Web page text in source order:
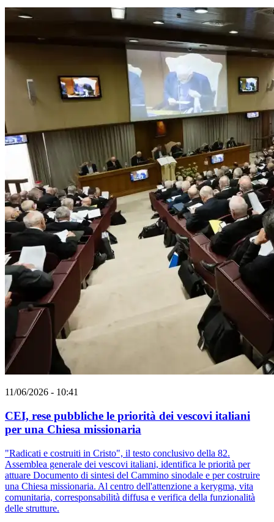
11/06/2026 - 10:41
CEI, rese pubbliche le priorità dei vescovi italiani
per una Chiesa missionaria
"Radicati e costruiti in Cristo", il testo conclusivo della 82.
Assemblea generale dei vescovi italiani, identifica le priorità per
attuare Documento di sintesi del Cammino sinodale e per costruire
una Chiesa missionaria. Al centro dell'attenzione a kerygma, vita
comunitaria, corresponsabilità diffusa e verifica della funzionalità
delle strutture.